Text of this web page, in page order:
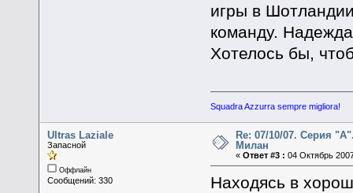
игры в
команду.
Хотелось бы,
Squadra Azzurra sempre migliora!
Ultras Laziale
Запасной
Оффлайн
Сообщений: 330
Re: 07/10/07. Серия
Милан
«Ответ #3 : 04 Октябрь
Находясь в